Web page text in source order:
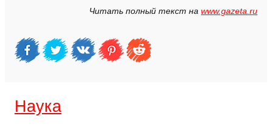
Читать полный текст на www.gazeta.ru
Наука